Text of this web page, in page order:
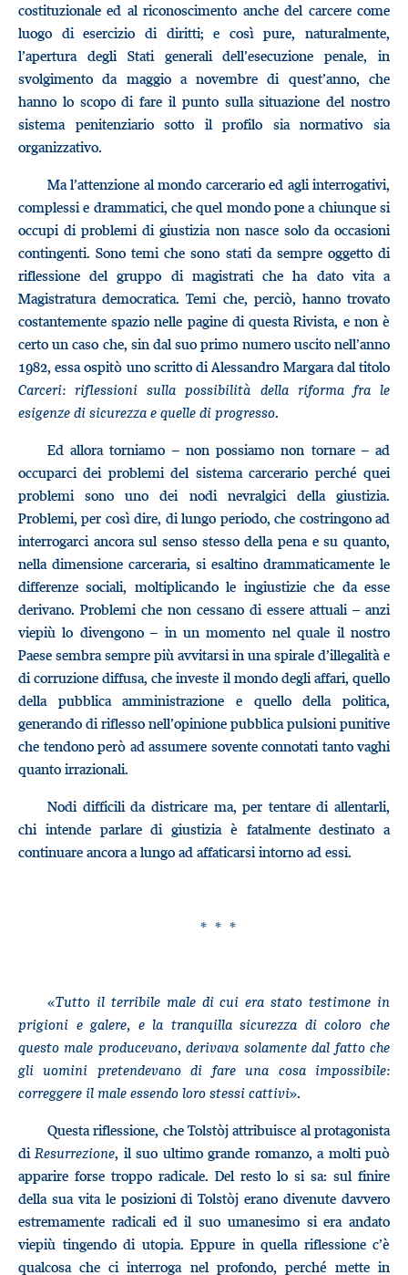
costituzionale ed al riconoscimento anche del carcere come
luogo di esercizio di diritti; e così pure, naturalmente,
l’apertura degli Stati generali dell’esecuzione penale, in
svolgimento da maggio a novembre di quest’anno, che
hanno lo scopo di fare il punto sulla situazione del nostro
sistema penitenziario sotto il profilo sia normativo sia
organizzativo.
Ma l’attenzione al mondo carcerario ed agli interrogativi,
complessi e drammatici, che quel mondo pone a chiunque si
occupi di problemi di giustizia non nasce solo da occasioni
contingenti. Sono temi che sono stati da sempre oggetto di
riflessione del gruppo di magistrati che ha dato vita a
Magistratura democratica. Temi che, perciò, hanno trovato
costantemente spazio nelle pagine di questa Rivista, e non è
certo un caso che, sin dal suo primo numero uscito nell’anno
1982, essa ospitò uno scritto di Alessandro Margara dal titolo
Carceri: riflessioni sulla possibilità della riforma fra le
esigenze di sicurezza e quelle di progresso.
Ed allora torniamo – non possiamo non tornare – ad
occuparci dei problemi del sistema carcerario perché quei
problemi sono uno dei nodi nevralgici della giustizia.
Problemi, per così dire, di lungo periodo, che costringono ad
interrogarci ancora sul senso stesso della pena e su quanto,
nella dimensione carceraria, si esaltino drammaticamente le
differenze sociali, moltiplicando le ingiustizie che da esse
derivano. Problemi che non cessano di essere attuali – anzi
viepiù lo divengono – in un momento nel quale il nostro
Paese sembra sempre più avvitarsi in una spirale d’illegalità e
di corruzione diffusa, che investe il mondo degli affari, quello
della pubblica amministrazione e quello della politica,
generando di riflesso nell’opinione pubblica pulsioni punitive
che tendono però ad assumere sovente connotati tanto vaghi
quanto irrazionali.
Nodi difficili da districare ma, per tentare di allentarli,
chi intende parlare di giustizia è fatalmente destinato a
continuare ancora a lungo ad affaticarsi intorno ad essi.
* * *
«Tutto il terribile male di cui era stato testimone in
prigioni e galere, e la tranquilla sicurezza di coloro che
questo male producevano, derivava solamente dal fatto che
gli uomini pretendevano di fare una cosa impossibile:
correggere il male essendo loro stessi cattivi».
Questa riflessione, che Tolstòj attribuisce al protagonista
diResurrezione, il suo ultimo grande romanzo, a molti può
apparire forse troppo radicale. Del resto lo si sa: sul finire
della sua vita le posizioni di Tolstòj erano divenute davvero
estremamente radicali ed il suo umanesimo si era andato
viepiù tingendo di utopia. Eppure in quella riflessione c’è
qualcosa che ci interroga nel profondo, perché mette in